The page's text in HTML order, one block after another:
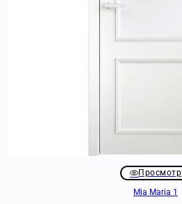
Просмотр
Mia Maria 1